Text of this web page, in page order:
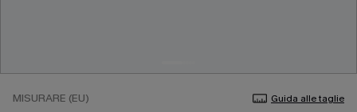
MISURARE (EU) Guida alle taglie